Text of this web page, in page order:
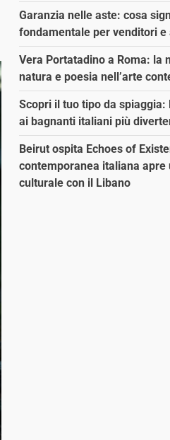
Garanzia nelle aste: cosa
fondamentale per venditori e
Vera Portatadino a Roma: la
natura e poesia nell’arte
Scopri il tuo tipo da spiaggia:
ai bagnanti italiani più
Beirut ospita Echoes of
contemporanea italiana apre
culturale con il Libano